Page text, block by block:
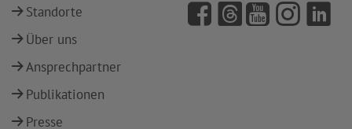
Standorte
Über uns
Ansprechpartner
Publikationen
Presse